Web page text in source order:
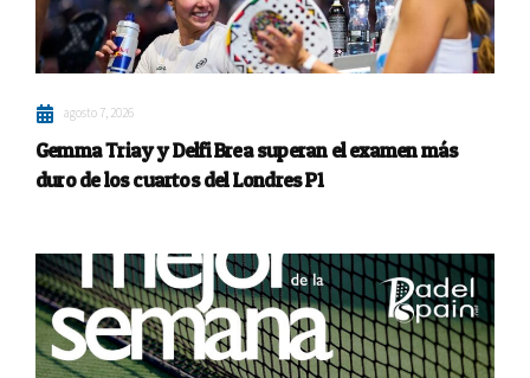
agosto 7, 2026
Gemma Triay y Delfi Brea superan el examen más
duro de los cuartos del Londres P1